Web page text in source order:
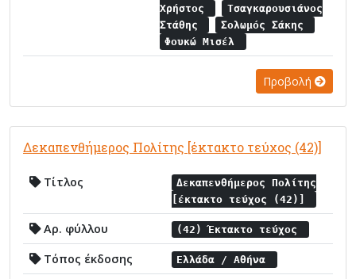
Χρήστος
Τσαγκαρουσιάνος
Στάθης
Σολωμός Σάκης
Φουκώ Μισέλ
Προβολή
Δεκαπενθήμερος Πολίτης [έκτακτο τεύχος (42)]
Τίτλος
Δεκαπενθήμερος Πολίτης
[έκτακτο τεύχος (42)]
Αρ. φύλλου (42) Έκτακτο τεύχος
Τόπος έκδοσης Ελλάδα / Αθήνα